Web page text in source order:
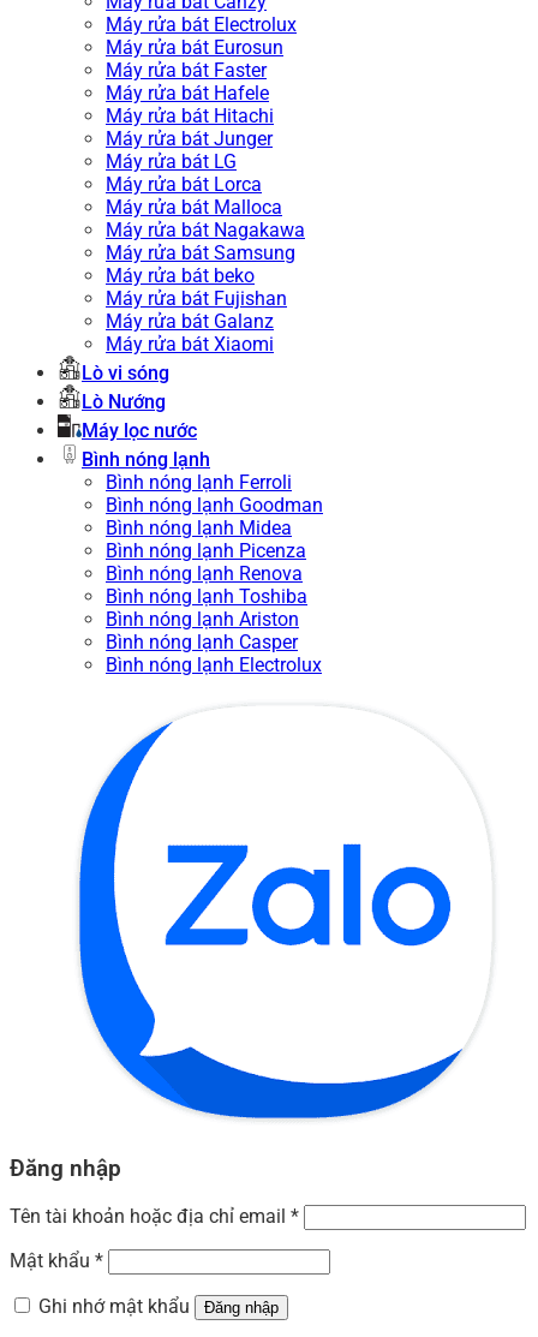
Máy rửa bát Electrolux
Máy rửa bát Eurosun
Máy rửa bát Faster
Máy rửa bát Hafele
Máy rửa bát Hitachi
Máy rửa bát Junger
Máy rửa bát LG
Máy rửa bát Lorca
Máy rửa bát Malloca
Máy rửa bát Nagakawa
Máy rửa bát Samsung
Máy rửa bát beko
Máy rửa bát Fujishan
Máy rửa bát Galanz
Máy rửa bát Xiaomi
Lò vi sóng
Lò Nướng
Máy lọc nước
Bình nóng lạnh
Bình nóng lạnh Ferroli
Bình nóng lạnh Goodman
Bình nóng lạnh Midea
Bình nóng lạnh Picenza
Bình nóng lạnh Renova
Bình nóng lạnh Toshiba
Bình nóng lạnh Ariston
Bình nóng lạnh Casper
Bình nóng lạnh Electrolux
Đăng nhập
Tên tài khoản hoặc địa chỉ email *
Mật khẩu *
Ghi nhớ mật khẩu
Đăng nhập